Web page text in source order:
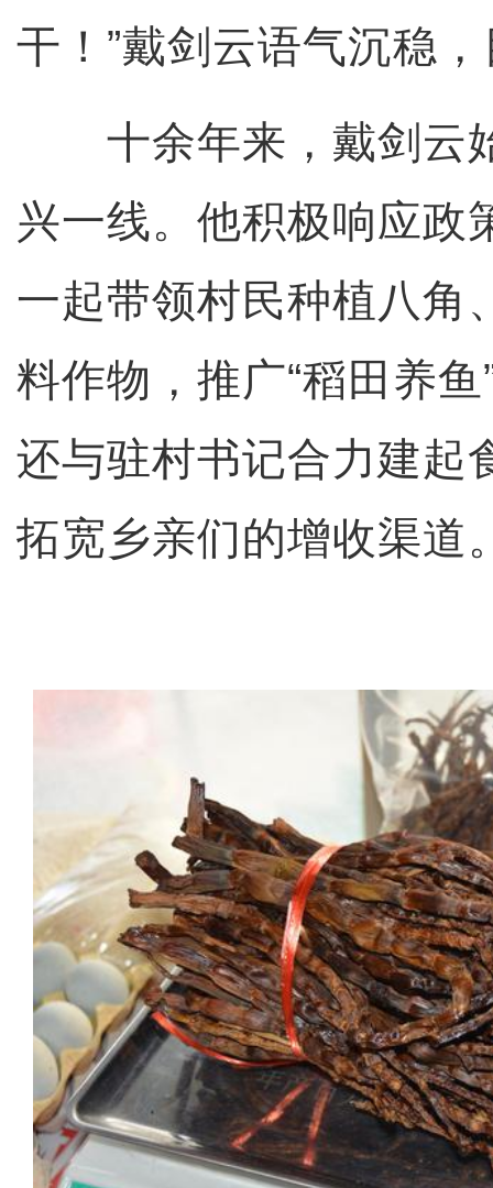
干！”戴剑云语气沉稳
十余年来，戴剑云
兴一线。他积极响应政
一起带领村民种植八角
料作物，推广“稻田养
还与驻村书记合力建起
拓宽乡亲们的增收渠道